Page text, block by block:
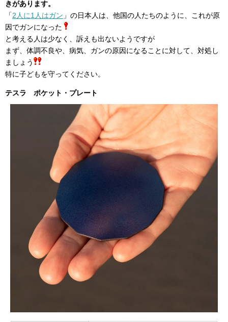
きがあります。
「2人に1人はガン 」の日本人は、他国の人たちのように、これが原
因でガンになった
と考える人は少なく、訴えも出ないようですが
まず、体調不良や、病気、ガンの原因になることに対して、対処し
ましょう
特に子どもを守ってください。
テスラ ポケット・プレート